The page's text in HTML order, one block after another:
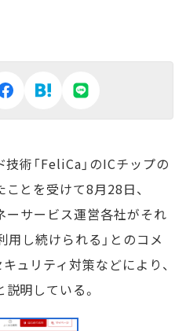
術「FeliCa」のICチップの
とを受けて8月28日、
サービス運営各社がそれ
用し続けられる」とのコメ
ュリティ対策などにより、
明している。